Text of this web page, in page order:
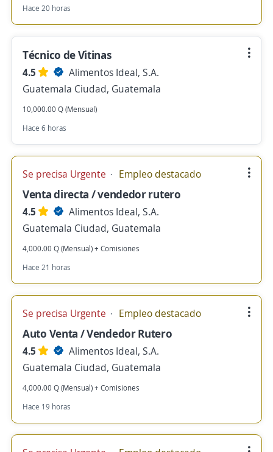
Hace 20 horas
Técnico de Vitinas
4.5
Alimentos Ideal, S.A.
Guatemala Ciudad, Guatemala
10,000.00 Q (Mensual)
Hace 6 horas
Se precisa Urgente Empleo destacado
Venta directa / vendedor rutero
4.5
Alimentos Ideal, S.A.
Guatemala Ciudad, Guatemala
4,000.00 Q (Mensual) + Comisiones
Hace 21 horas
Se precisa Urgente Empleo destacado
Auto Venta / Vendedor Rutero
4.5
Alimentos Ideal, S.A.
Guatemala Ciudad, Guatemala
4,000.00 Q (Mensual) + Comisiones
Hace 19 horas